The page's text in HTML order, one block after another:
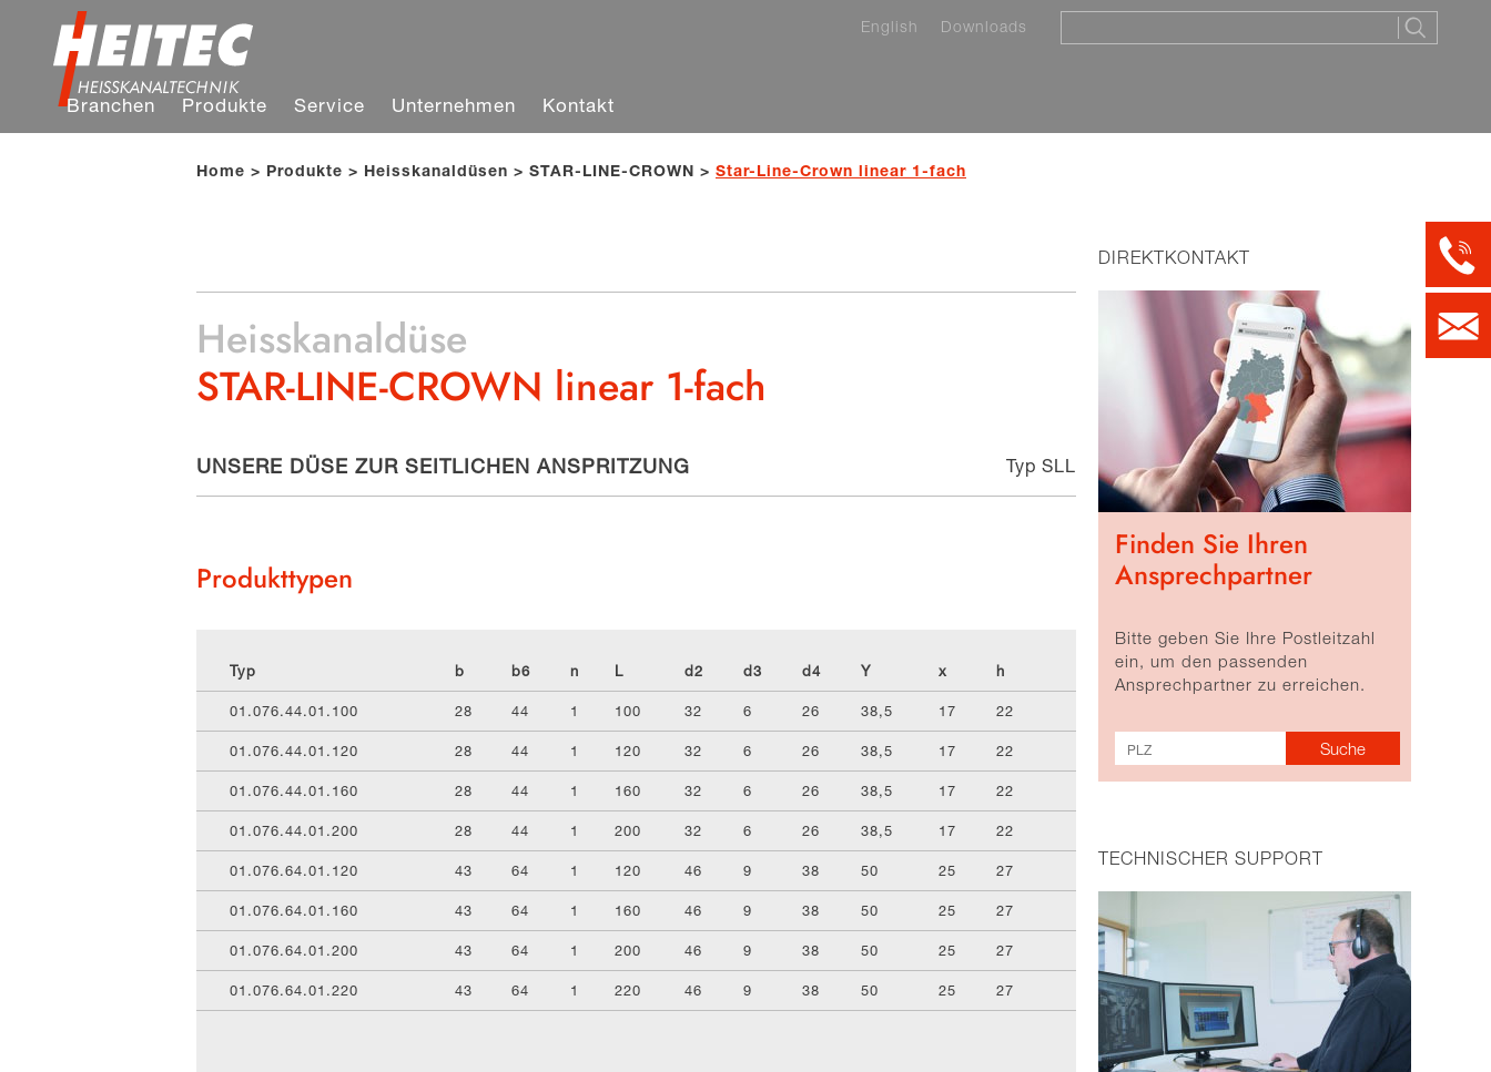
English Downloads
Branchen Produkte Service Unternehmen Kontakt
Home Produkte Heisskanaldüsen STAR-LINE-CROWN Star-Line-Crown linear 1-fach
Heisskanaldüse
STAR-LINE-CROWN linear 1-fach
UNSERE DÜSE ZUR SEITLICHEN ANSPRITZUNG Typ SLL
Produkttypen
Typ b b6 n L d2 d3 d4 Y x h
01.076.44.01.100 28 44 1 100 32 6 26 38,5 17 22
01.076.44.01.120 28 44 1 120 32 6 26 38,5 17 22
01.076.44.01.160 28 44 1 160 32 6 26 38,5 17 22
01.076.44.01.200 28 44 1 200 32 6 26 38,5 17 22
01.076.64.01.120 43 64 1 120 46 9 38 50 25 27
01.076.64.01.160 43 64 1 160 46 9 38 50 25 27
01.076.64.01.200 43 64 1 200 46 9 38 50 25 27
01.076.64.01.220 43 64 1 220 46 9 38 50 25 27
DIREKTKONTAKT
Finden Sie Ihren
Ansprechpartner
Bitte geben Sie Ihre Postleitzahl
ein, um den passenden
Ansprechpartner zu erreichen.
TECHNISCHER SUPPORT